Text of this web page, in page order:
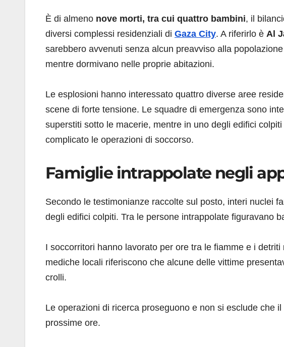
È di almeno nove morti, tra cui quattro bambini, il
diversi complessi residenziali di Gaza City. A riferirlo è Al
sarebbero avvenuti senza alcun preavviso alla
mentre dormivano nelle proprie abitazioni.
Le esplosioni hanno interessato quattro diverse aree
scene di forte tensione. Le squadre di emergenza sono
superstiti sotto le macerie, mentre in uno degli edifici
complicato le operazioni di soccorso.
Famiglie intrappolate negli
Secondo le testimonianze raccolte sul posto, interi nuclei
degli edifici colpiti. Tra le persone intrappolate figuravano
I soccorritori hanno lavorato per ore tra le fiamme e i
mediche locali riferiscono che alcune delle vittime
crolli.
Le operazioni di ricerca proseguono e non si esclude che
prossime ore.